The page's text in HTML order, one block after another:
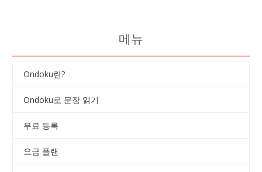
메뉴
Ondoku란?
Ondoku로 문장 읽기
무료 등록
요금 플랜